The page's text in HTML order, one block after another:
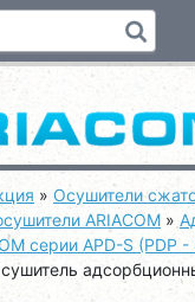
» Осушители
ARIACOM »
серии APD-S (PDP